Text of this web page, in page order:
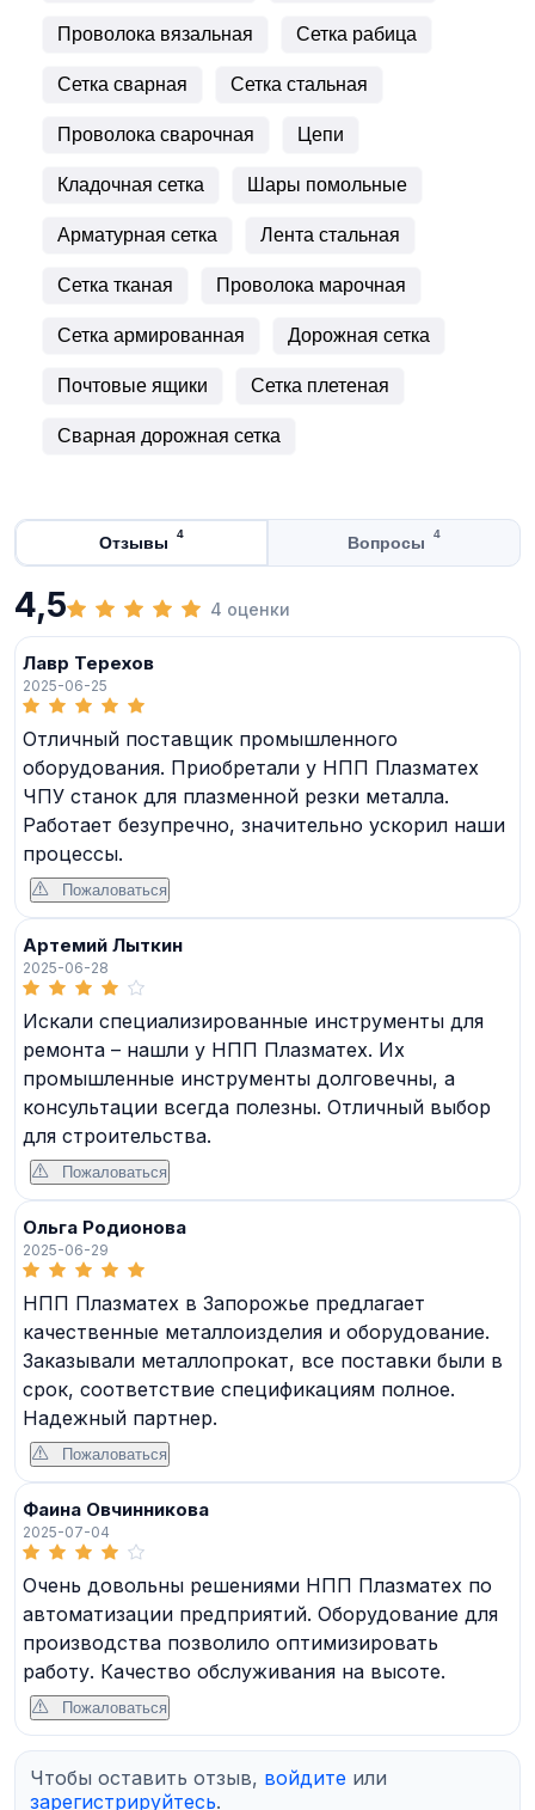
Проволока вязальная Сетка рабица
Сетка сварная Сетка стальная
Проволока сварочная Цепи
Кладочная сетка Шары помольные
Арматурная сетка Лента стальная
Сетка тканая Проволока марочная
Сетка армированная Дорожная сетка
Почтовые ящики Сетка плетеная
Сварная дорожная сетка
Отзывы 4 Вопросы 4
4,5 4 оценки
Лавр Терехов
2025-06-25
Отличный поставщик промышленного
оборудования. Приобретали у НПП Плазматех
ЧПУ станок для плазменной резки металла.
Работает безупречно, значительно ускорил наши
процессы.
Пожаловаться
Артемий Лыткин
2025-06-28
Искали специализированные инструменты для
ремонта – нашли у НПП Плазматех. Их
промышленные инструменты долговечны, а
консультации всегда полезны. Отличный выбор
для строительства.
Пожаловаться
Ольга Родионова
2025-06-29
НПП Плазматех в Запорожье предлагает
качественные металлоизделия и оборудование.
Заказывали металлопрокат, все поставки были в
срок, соответствие спецификациям полное.
Надежный партнер.
Пожаловаться
Фаина Овчинникова
2025-07-04
Очень довольны решениями НПП Плазматех по
автоматизации предприятий. Оборудование для
производства позволило оптимизировать
работу. Качество обслуживания на высоте.
Пожаловаться
Чтобы оставить отзыв, войдите или
зарегистрируйтесь.